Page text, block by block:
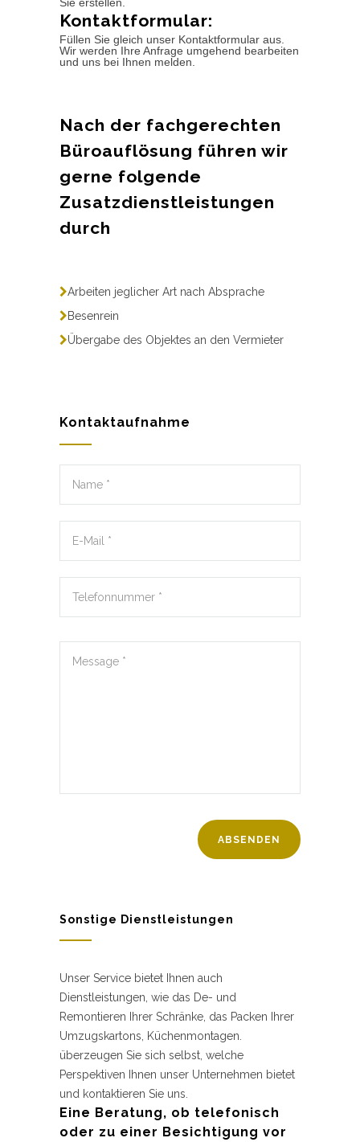
Kontaktformular:
Füllen Sie gleich unser Kontaktformular aus.
Wir werden Ihre Anfrage umgehend bearbeiten
und uns bei Ihnen melden.
Nach der fachgerechten
Büroauflösung führen wir
gerne folgende
Zusatzdienstleistungen
durch
Arbeiten jeglicher Art nach Absprache
Besenrein
Übergabe des Objektes an den Vermieter
Kontaktaufnahme
Sonstige Dienstleistungen
Unser Service bietet Ihnen auch
Dienstleistungen, wie das De- und
Remontieren Ihrer Schränke, das Packen Ihrer
Umzugskartons, Küchenmontagen.
überzeugen Sie sich selbst, welche
Perspektiven Ihnen unser Unternehmen bietet
und kontaktieren Sie uns.
Eine Beratung, ob telefonisch
oder zu einer Besichtigung vor